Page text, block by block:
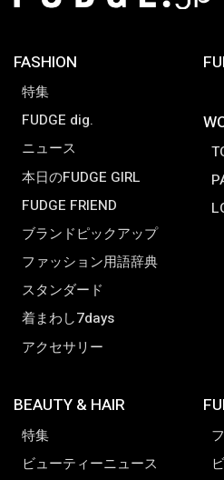
FASHION
特集
FUDGE dig.
ニュース
本日のFUDGE GIRL
FUDGE FRIEND
ブランドピックアップ
ファッション用語辞典
スタンダード
着まわし7days
アクセサリー
BEAUTY & HAIR
特集
ビューティーニュース